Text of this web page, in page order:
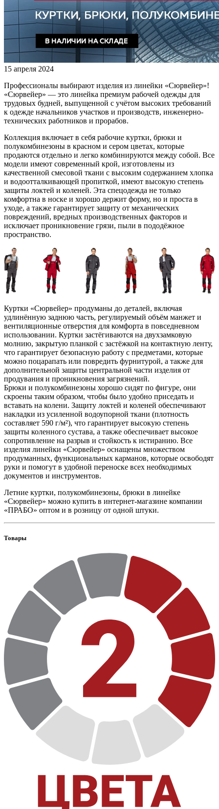
15 апреля 2024
Профессионалы выбирают изделия из линейки «Сюрвейер»!
«Сюрвейер» — это линейка премиум рабочей одежды для
трудовых будней, выпущенной с учётом высоких требований
к одежде начальников участков и производств, инженерно-
технических работников и прорабов.
Коллекция включает в себя рабочие куртки, брюки и
полукомбинезоны в красном и сером цветах, которые
продаются отдельно и легко комбинируются между собой. Все
модели имеют современный крой, изготовлены из
качественной смесовой ткани с высоким содержанием хлопка
и водоотталкивающей пропиткой, имеют высокую степень
защиты локтей и коленей. Эта спецодежда не только
комфортна в носке и хорошо держит форму, но и проста в
уходе, а также гарантирует защиту от механических
повреждений, вредных производственных факторов и
исключает проникновение грязи, пыли в пододёжное
пространство.
Куртки «Сюрвейер» продуманы до деталей, включая
удлинённую заднюю часть, регулируемый объём манжет и
вентиляционные отверстия для комфорта в повседневном
использовании. Куртки застёгиваются на двухзамковую
молнию, закрытую планкой с застёжкой на контактную ленту,
что гарантирует безопасную работу с предметами, которые
можно поцарапать или повредить фурнитурой, а также для
дополнительной защиты центральной части изделия от
продувания и проникновения загрязнений.
Брюки и полукомбинезоны хорошо сидят по фигуре, они
скроены таким образом, чтобы было удобно приседать и
вставать на колени. Защиту локтей и коленей обеспечивают
накладки из усиленной водоупорной ткани (плотность
составляет 590 г/м²), что гарантирует высокую степень
защиты коленного сустава, а также обеспечивает высокое
сопротивление на разрыв и стойкость к истиранию. Все
изделия линейки «Сюрвейер» оснащены множеством
продуманных, функциональных карманов, которые освободят
руки и помогут в удобной переноске всех необходимых
документов и инструментов.
Летние куртки, полукомбинезоны, брюки в линейке
«Сюрвейер» можно купить в интернет-магазине компании
«ПРАБО» оптом и в розницу от одной штуки.
Товары